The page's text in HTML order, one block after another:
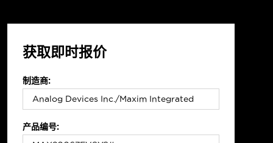
获取即时报价
制造商:
产品编号: